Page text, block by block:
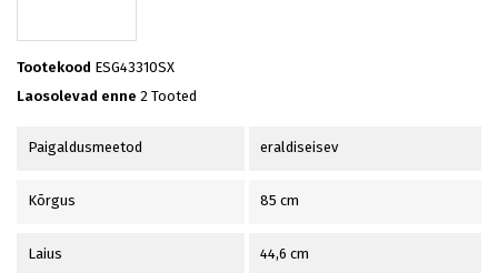
Tootekood ESG43310SX
Laosolevad enne 2 Tooted
Paigaldusmeetod eraldiseisev
Kõrgus 85 cm
Laius 44,6 cm